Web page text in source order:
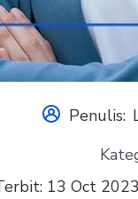
Penulis:
13 Oct 2023